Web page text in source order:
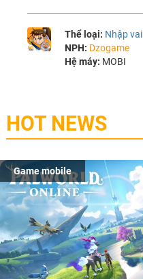
Thể loại: Nhập vai
NPH: Dzogame
Hệ máy: MOBI
HOT NEWS
Game mobile